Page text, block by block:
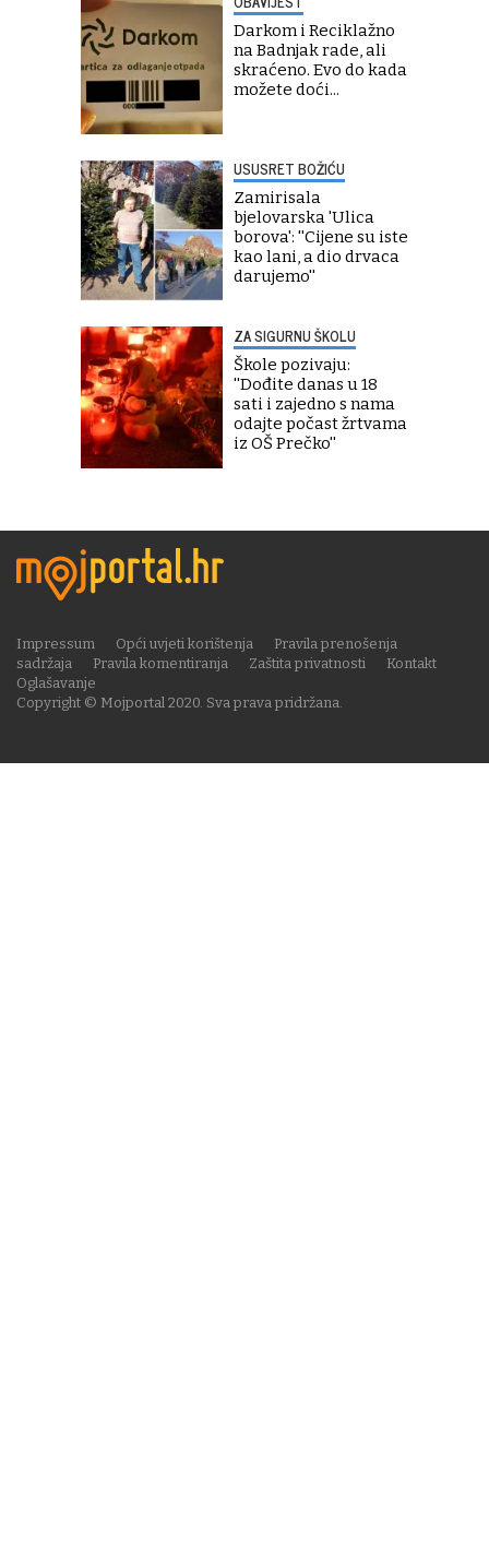
Darkom i Reciklažno
na Badnjak rade, ali
skraćeno. Evo do kada
možete doći...
USUSRET BOŽIĆU
Zamirisala
bjelovarska 'Ulica
borova': ''Cijene su iste
kao lani, a dio drvaca
darujemo''
ZA SIGURNU ŠKOLU
Škole pozivaju:
''Dođite danas u 18
sati i zajedno s nama
odajte počast žrtvama
iz OŠ Prečko''
Copyright © Mojportal 2020. Sva prava pridržana.
Impressum Opći uvjeti korištenja
Pravila prenošenja
sadržaja
Pravila komentiranja Zaštita privatnosti
Kontakt
Oglašavanje